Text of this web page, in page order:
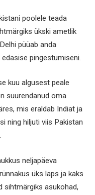
poolele teada
ükski ametlik
püüab anda
pingestumiseni.
kuu algusest peale
suurendanud oma
mis eraldab Indiat ja
ning hiljuti viis Pakistan
neljapäeva
üks laps ja kaks
sihtmärgiks asukohad,